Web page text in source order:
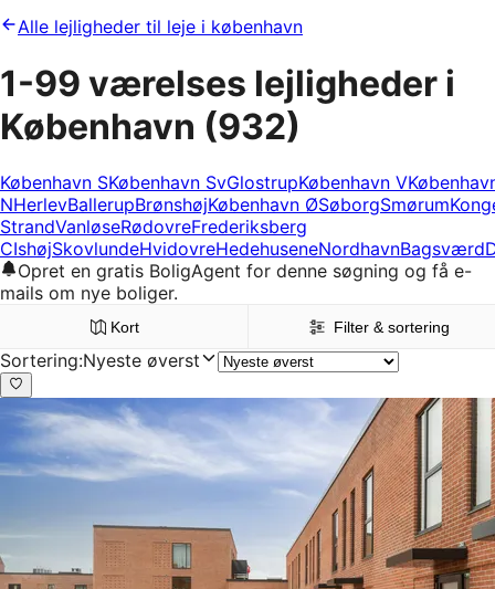
Alle lejligheder til leje i københavn
1-99 værelses lejligheder i
København (932)
København SKøbenhavn SvGlostrupKøbenhavn V
NHerlevBallerupBrønshøjKøbenhavn ØSøborgSmørum
StrandVanløseRødovreFrederiksberg
CIshøjSkovlundeHvidovreHedehuseneNordhavnBagsværd
Opret en gratis BoligAgent for denne søgning og få e-
mails om nye boliger.
Kort Filter & sortering
Sortering:Nyeste øverst